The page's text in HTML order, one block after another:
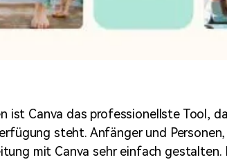
ist Canva das professionellste Tool,
steht. Anfänger und
mit Canva sehr einfach